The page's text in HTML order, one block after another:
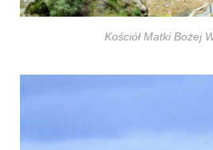
Kościół Matki Bożej